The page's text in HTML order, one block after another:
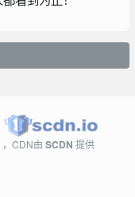
，CDN由SCDN 提供